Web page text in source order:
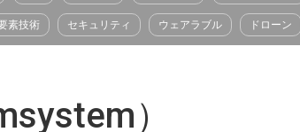
素技術 セキュリティ ウェアラブル ドローン
）